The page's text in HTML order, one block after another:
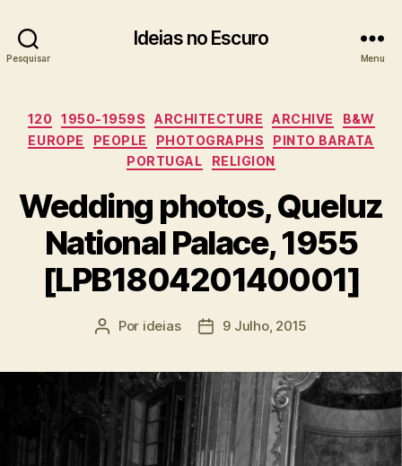
Pesquisar
Ideias no Escuro
Menu
Categorias
120 1950-1959S ARCHITECTURE ARCHIVE
B&W
EUROPE
PEOPLE PHOTOGRAPHS
PINTO BARATA
PORTUGAL
RELIGION
Wedding photos, Queluz
National Palace, 1955
[LPB180420140001]
Autor
Por ideias
Data9 Julho, 2015